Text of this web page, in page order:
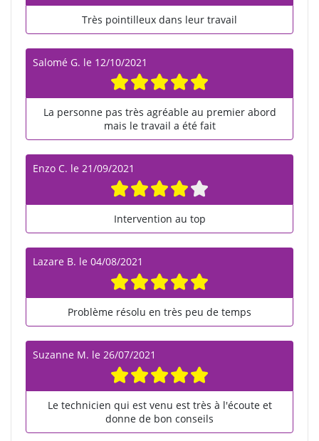
Très pointilleux dans leur travail
Salomé G. le 12/10/2021
La personne pas très agréable au premier abord
mais le travail a été fait
Enzo C. le 21/09/2021
Intervention au top
Lazare B. le 04/08/2021
Problème résolu en très peu de temps
Suzanne M. le 26/07/2021
Le technicien qui est venu est très à l'écoute et
donne de bon conseils